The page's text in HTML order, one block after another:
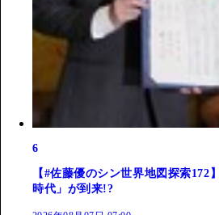
6
【#佐藤優のシン世界地図探索
時代」が到来!?